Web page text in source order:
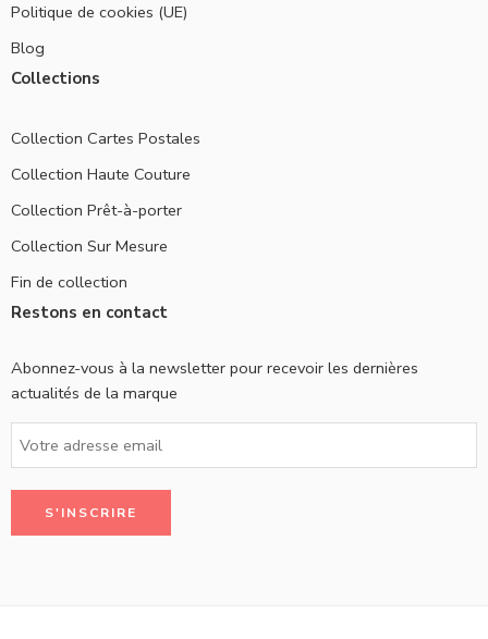
Politique de cookies (UE)
Blog
Collections
Collection Cartes Postales
Collection Haute Couture
Collection Prêt-à-porter
Collection Sur Mesure
Fin de collection
Restons en contact
Abonnez-vous à la newsletter pour recevoir les dernières
actualités de la marque